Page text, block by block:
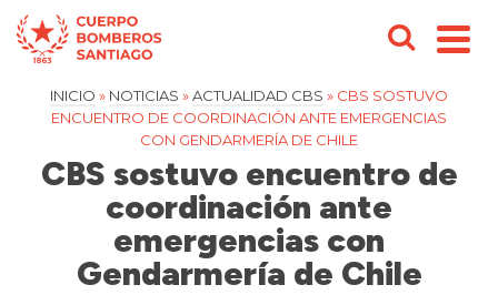
INICIO » NOTICIAS »ACTUALIDAD CBS » CBS SOSTUVO
ENCUENTRO DE COORDINACIÓN ANTE EMERGENCIAS
CON GENDARMERÍA DE CHILE
CBS sostuvo encuentro de
coordinación ante
emergencias con
Gendarmería de Chile